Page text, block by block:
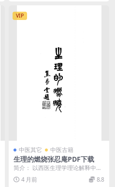
VIP
中医其它 中医古籍
生理的燃烧张忍庵PDF下载
简介： 以西医生理学理论解释中医
学说，说明阴虚、阳虚体质的相对
症候、诊察及疗养 ...
4 月前 8.8